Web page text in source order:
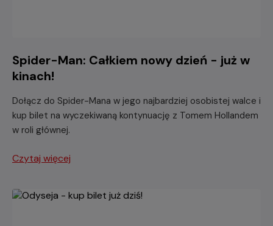
Spider-Man: Całkiem nowy dzień - już w
kinach!
Dołącz do Spider-Mana w jego najbardziej osobistej walce i
kup bilet na wyczekiwaną kontynuację z Tomem Hollandem
w roli głównej.
Czytaj więcej